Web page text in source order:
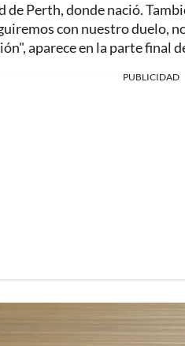
de Perth, donde nació.
con nuestro duelo,
aparece en la parte final
PUBLICIDAD